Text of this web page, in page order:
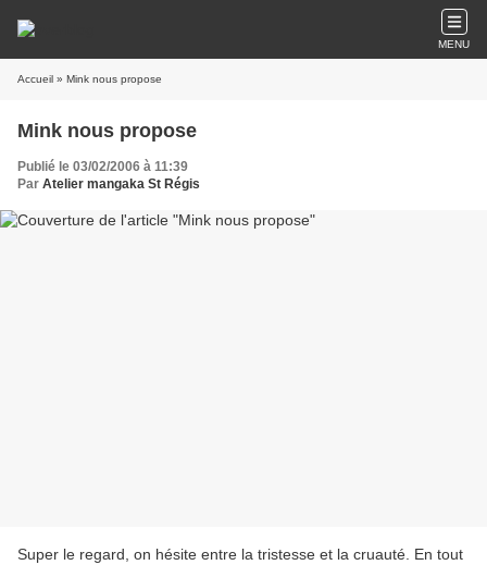
MENU
Accueil » Mink nous propose
Mink nous propose
Publié le 03/02/2006 à 11:39
Par Atelier mangaka St Régis
Super le regard, on hésite entre la tristesse et la cruauté. En tout